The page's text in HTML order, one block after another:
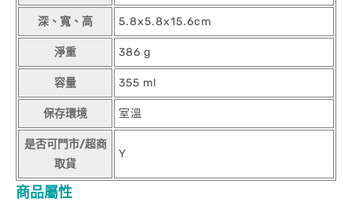
深、寬、高 5.8x5.8x15.6cm
淨重 386 g
容量 355 ml
保存環境 室溫
是否可門市/超商
取貨
Y
商品屬性